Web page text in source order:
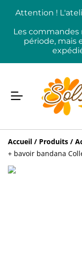
Attention !
Les
période, mais
Accueil / Produits /
+ bavoir bandana